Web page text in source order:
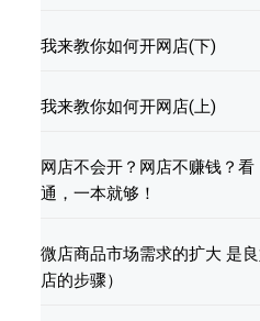
我来教你如何开网店(下)
我来教你如何开网店(上)
网店不会开？网店不赚钱？
通，一本就够！
微店商品市场需求的扩大 是
店的步骤）